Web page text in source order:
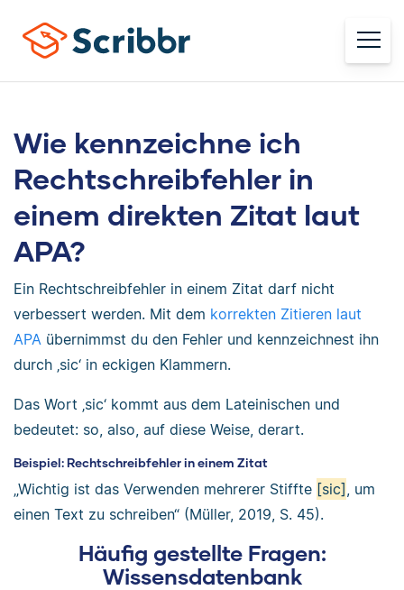
Wie kennzeichne ich
Rechtschreibfehler in
einem direkten Zitat laut
APA?
Ein Rechtschreibfehler in einem Zitat darf nicht
verbessert werden. Mit dem korrekten Zitieren laut
APA übernimmst du den Fehler und kennzeichnest ihn
durch ‚sic‘ in eckigen Klammern.
Das Wort ‚sic‘ kommt aus dem Lateinischen und
bedeutet: so, also, auf diese Weise, derart.
Beispiel: Rechtschreibfehler in einem Zitat
„Wichtig ist das Verwenden mehrerer Stiffte [sic] , um
einen Text zu schreiben“ (Müller, 2019, S. 45).
Häufig gestellte Fragen:
Wissensdatenbank